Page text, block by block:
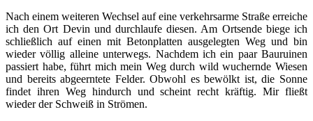
Nach einem weiteren Wechsel auf eine verkehrsarme Straße erreiche
ich den Ort Devin und durchlaufe diesen. Am Ortsende biege ich
schließlich auf einen mit Betonplatten ausgelegten Weg und bin
wieder völlig alleine unterwegs. Nachdem ich ein paar Bauruinen
passiert habe, führt mich mein Weg durch wild wuchernde Wiesen
und bereits abgeerntete Felder. Obwohl es bewölkt ist, die Sonne
findet ihren Weg hindurch und scheint recht kräftig. Mir fließt
wieder der Schweiß in Strömen.